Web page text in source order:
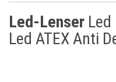
Led-Lenser Led
Led ATEX Anti